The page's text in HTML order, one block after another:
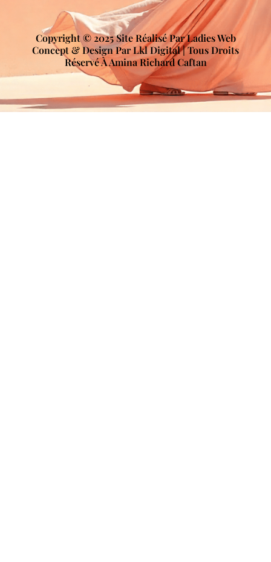
Copyright © 2025 Site Réalisé Par Ladies Web
Concept & Design Par Lkl Digital | Tous Droits
Réservé À Amina Richard Caftan